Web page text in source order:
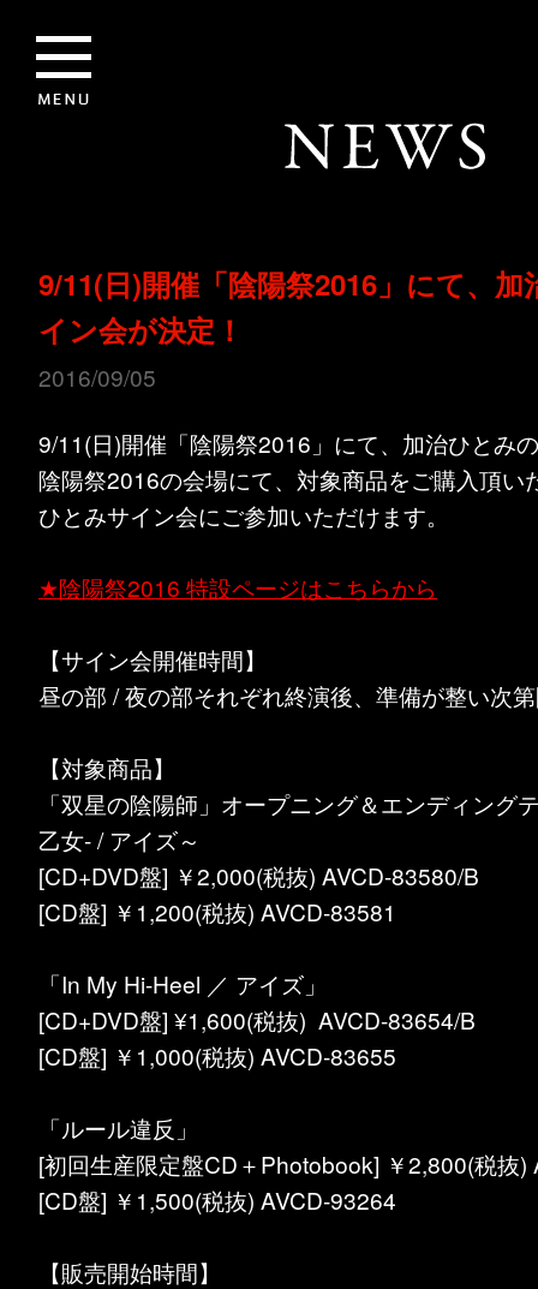
9/11(日)開催「陰陽祭2016」にて、
イン会が決定！
2016/09/05
9/11(日)開催「陰陽祭2016」にて、加治ひとみ
陰陽祭2016の会場にて、対象商品をご購入頂い
ひとみサイン会にご参加いただけます。
★陰陽祭2016 特設ページはこちらから
【サイン会開催時間】
昼の部 / 夜の部それぞれ終演後、準備が整い次
【対象商品】
「双星の陰陽師」オープニング＆エンディング
乙女- / アイズ～
[CD+DVD盤] ￥2,000(税抜) AVCD-83580/B
[CD盤] ￥1,200(税抜) AVCD-83581
「In My Hi-Heel ／ アイズ」
[CD+DVD盤] ¥1,600(税抜) AVCD-83654/B
[CD盤] ￥1,000(税抜) AVCD-83655
「ルール違反」
[初回生産限定盤CD＋Photobook] ￥2,800(税抜)
[CD盤] ￥1,500(税抜) AVCD-93264
【販売開始時間】